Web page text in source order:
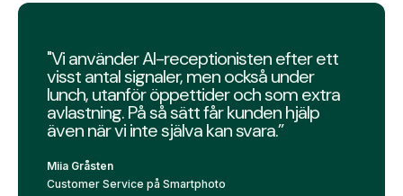
"Vi använder AI-receptionisten efter ett
visst antal signaler, men också under
lunch, utanför öppettider och som extra
avlastning. På så sätt får kunden hjälp
även när vi inte själva kan svara.”
Miia Gråsten
Customer Service på Smartphoto